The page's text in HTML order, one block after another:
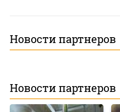
Новости партнеров
Новости партнеров